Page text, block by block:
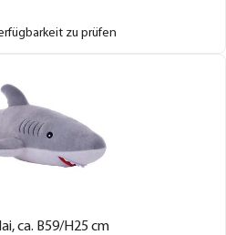
zu prüfen
ca. B59/H25 cm